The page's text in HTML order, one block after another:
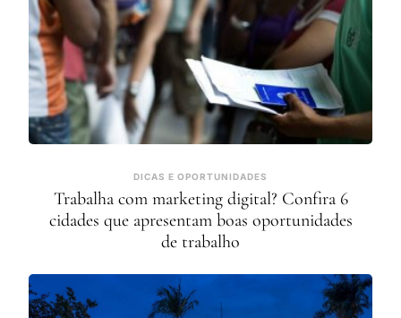
DICAS E OPORTUNIDADES
Trabalha com marketing digital? Confira 6
cidades que apresentam boas oportunidades
de trabalho